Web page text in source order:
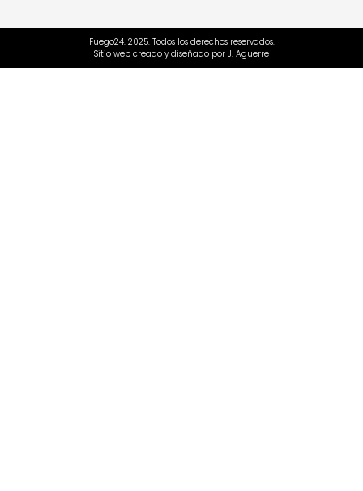
Fuego24. 2025. Todos los derechos reservados.
Sitio web creado y diseñado por J. Aguerre